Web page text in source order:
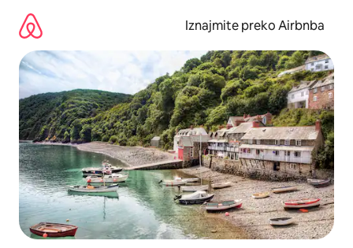
sadržaj
Iznajmite preko Airbnba